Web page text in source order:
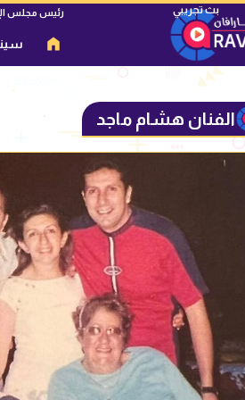
رئيس مجلس
الفنان هشام ماجد